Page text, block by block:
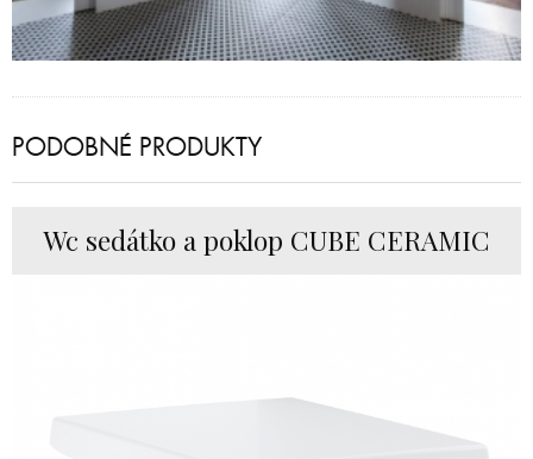
PODOBNÉ PRODUKTY
Wc sedátko a poklop CUBE CERAMIC